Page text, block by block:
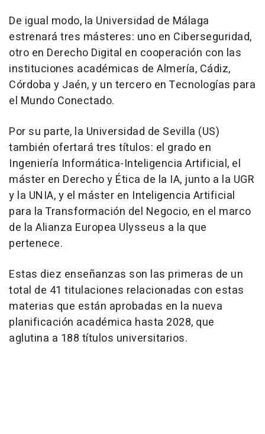
De igual modo, la Universidad de Málaga
estrenará tres másteres: uno en Ciberseguridad,
otro en Derecho Digital en cooperación con las
instituciones académicas de Almería, Cádiz,
Córdoba y Jaén, y un tercero en Tecnologías para
el Mundo Conectado.
Por su parte, la Universidad de Sevilla (US)
también ofertará tres títulos: el grado en
Ingeniería Informática-Inteligencia Artificial, el
máster en Derecho y Ética de la IA, junto a la UGR
y la UNIA, y el máster en Inteligencia Artificial
para la Transformación del Negocio, en el marco
de la Alianza Europea Ulysseus a la que
pertenece.
Estas diez enseñanzas son las primeras de un
total de 41 titulaciones relacionadas con estas
materias que están aprobadas en la nueva
planificación académica hasta 2028, que
aglutina a 188 títulos universitarios.